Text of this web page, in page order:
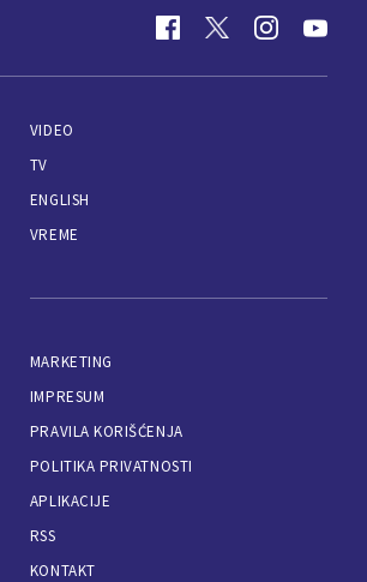
VIDEO
TV
ENGLISH
VREME
MARKETING
IMPRESUM
PRAVILA KORIŠĆENJA
POLITIKA PRIVATNOSTI
APLIKACIJE
RSS
KONTAKT